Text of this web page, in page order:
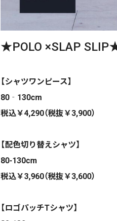
★POLO ×SLAP
【シャツワンピース】
80‐130cm
税込￥4,290（税抜￥3,900）
【配色切り替えシャツ】
80-130cm
税込￥3,960（税抜￥3,600）
【ロゴパッチTシャツ】